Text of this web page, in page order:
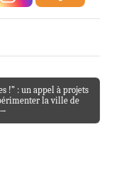
!” : un appel à projets
la ville de